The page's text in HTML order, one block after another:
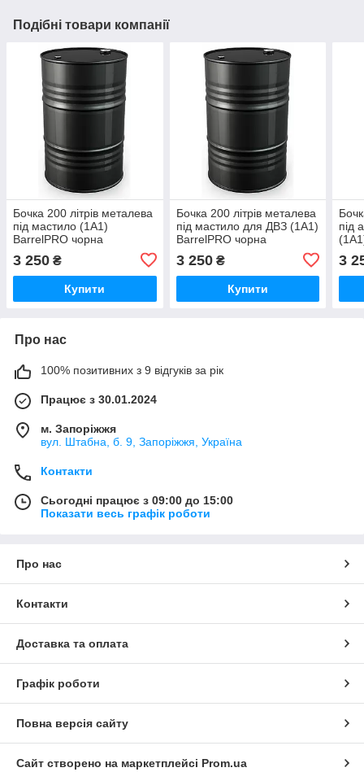
Подібні товари компанії
Бочка 200 літрів металева
під мастило (1A1)
BarrelPRO чорна
3 250 ₴
Купити
Бочка 200 літрів металева
під мастило для ДВЗ (1A1)
BarrelPRO чорна
3 250₴
Купити
під
3
Про нас
100% позитивних з 9 відгуків за рік
Працює з 30.01.2024
м. Запоріжжя
вул. Штабна, б. 9, Запоріжжя, Україна
Контакти
Сьогодні працює з 09:00 до 15:00
Показати весь графік роботи
Про нас
Контакти
Доставка та оплата
Графік роботи
Повна версія сайту
Сайт створено на маркетплейсі Prom.ua